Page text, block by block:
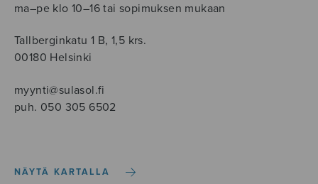
ma–pe klo 10–16 tai sopimuksen mukaan
Tallberginkatu 1 B, 1,5 krs.
00180 Helsinki
myynti@sulasol.fi
puh. 050 305 6502
NÄYTÄ KARTALLA